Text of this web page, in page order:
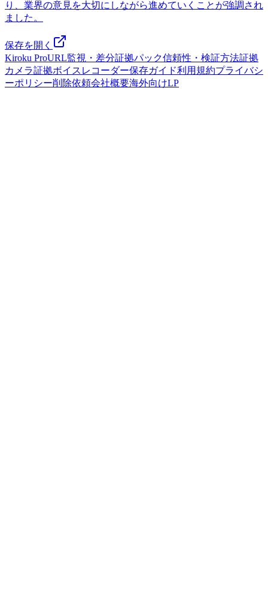
り、業界の意見を大切にしながら進めていくことが強調され
ました。
保存を開く
Kiroku ProURL監視・差分証拠パック信頼性・検証方法証拠
カメラ証拠ボイスレコーダー保存ガイド利用規約プライバシ
ーポリシー削除依頼会社概要海外向けLP